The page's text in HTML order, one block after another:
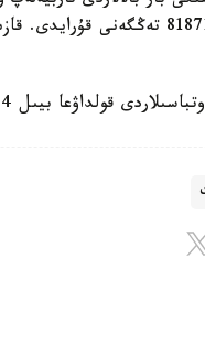
بيىل 974 ميلليارد تەڭگە ءبولىندى.